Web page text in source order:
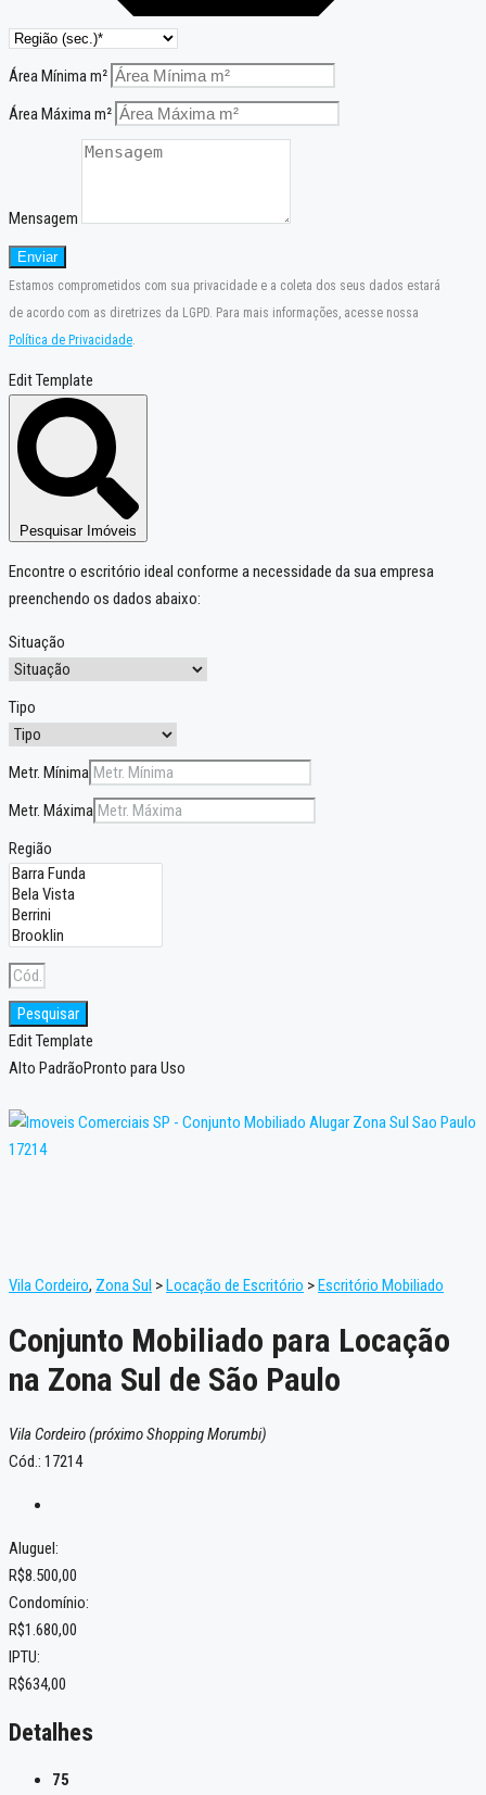
Área Mínima m²
Área Máxima m²
Mensagem
Enviar
Estamos comprometidos com sua privacidade e a coleta dos seus dados estará
de acordo com as diretrizes da LGPD. Para mais informações, acesse nossa
Política de Privacidade.
Edit Template
Pesquisar Imóveis
Encontre o escritório ideal conforme a necessidade da sua empresa
preenchendo os dados abaixo:
Situação
Tipo
Metr. Mínima
Metr. Máxima
Região
Pesquisar
Edit Template
Alto PadrãoPronto para Uso
Vila Cordeiro, Zona Sul >Locação de Escritório >Escritório Mobiliado
Conjunto Mobiliado para Locação
na Zona Sul de São Paulo
Vila Cordeiro (próximo Shopping Morumbi)
Cód.: 17214
Aluguel:
R$8.500,00
Condomínio:
R$1.680,00
IPTU:
R$634,00
Detalhes
75